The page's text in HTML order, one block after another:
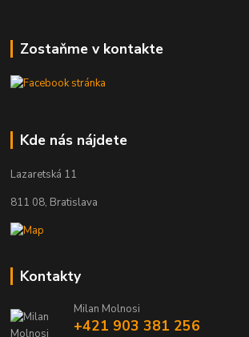
Zostaňme v kontakte
Kde nás nájdete
Lazaretská 11
811 08, Bratislava
Kontakty
Milan Molnosi
+421 903 381 256